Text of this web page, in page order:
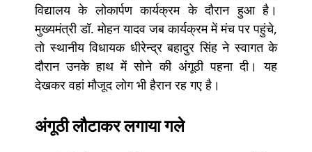
विद्यालय के लोकार्पण कार्यक्रम के दौरान हुआ है।
मुख्यमंत्री डॉ. मोहन यादव जब कार्यक्रम में मंच पर पहुंचे,
तो स्थानीय विधायक धीरेन्द्र बहादुर सिंह ने स्वागत के
दौरान उनके हाथ में सोने की अंगूठी पहना दी। यह
देखकर वहां मौजूद लोग भी हैरान रह गए है।
अंगूठी लौटाकर लगाया गले